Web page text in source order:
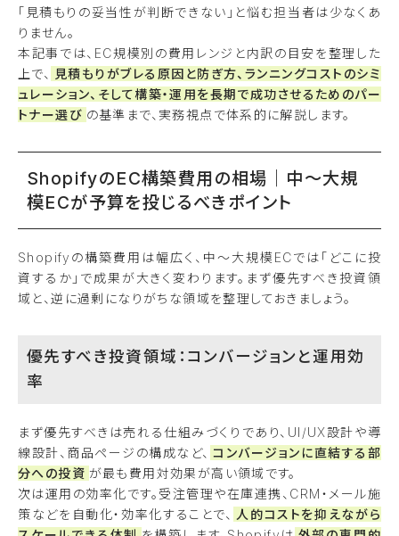
「見積もりの妥当性が判断できない」と悩む担当者は少なくあ
りません。
本記事では、EC規模別の費用レンジと内訳の目安を整理した
上で、 見積もりがブレる原因と防ぎ方、ランニングコストのシミ
ュレーション、そして構築・運用を長期で成功させるためのパー
トナー選び の基準まで、実務視点で体系的に解説します。
ShopifyのEC構築費用の相場｜中〜大規
模ECが予算を投じるべきポイント
Shopifyの構築費用は幅広く、中〜大規模ECでは「どこに投
資するか」で成果が大きく変わります。まず優先すべき投資領
域と、逆に過剰になりがちな領域を整理しておきましょう。
優先すべき投資領域：コンバージョンと運用効
率
まず優先すべきは売れる仕組みづくりであり、UI/UX設計や導
線設計、商品ページの構成など、 コンバージョンに直結する部
分への投資 が最も費用対効果が高い領域です。
次は運用の効率化です。受注管理や在庫連携、CRM・メール施
策などを自動化・効率化することで、 人的コストを抑えながら